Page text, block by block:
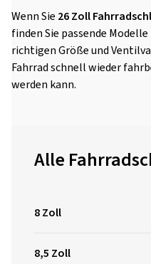
Wenn Sie 26 Zoll
finden Sie passende
richtigen Größe und
Fahrrad schnell wieder
werden kann.
Alle
8 Zoll
8,5 Zoll